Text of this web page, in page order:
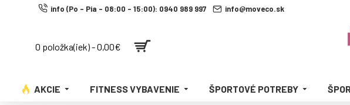
info (Po - Pia - 08:00 - 15:00): 0940 989 997 info@moveco.sk
0 položka(iek) - 0,00€
AKCIE FITNESS VYBAVENIE ŠPORTOVÉ POTREBY